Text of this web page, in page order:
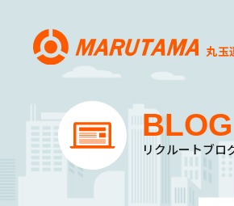
丸玉
BLOG
リクルートブロ